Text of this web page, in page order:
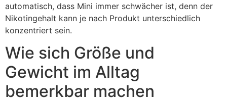
automatisch, dass Mini immer schwächer ist, denn der
Nikotingehalt kann je nach Produkt unterschiedlich
konzentriert sein.
Wie sich Größe und
Gewicht im Alltag
bemerkbar machen